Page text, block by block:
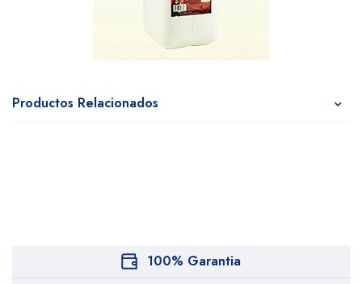
Productos Relacionados
100% Garantia